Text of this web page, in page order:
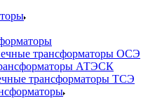
трансформаторы ОСЭ
АТЭСК
трансформаторы ТСЭ